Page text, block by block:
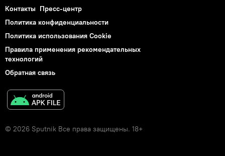
Контакты Пресс-центр
Политика конфиденциальности
Политика использования Cookie
Правила применения рекомендательных
технологий
Обратная связь
© 2026 Sputnik Все права защищены. 18+